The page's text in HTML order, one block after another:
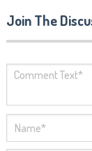
Join The